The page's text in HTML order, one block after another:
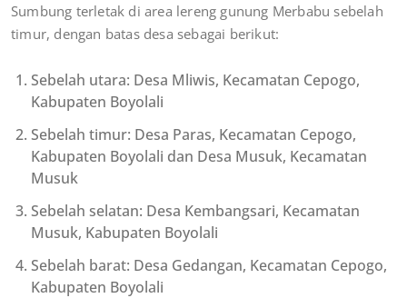
Sumbung terletak di area lereng gunung Merbabu sebelah
timur, dengan batas desa sebagai berikut:
Sebelah utara: Desa Mliwis, Kecamatan Cepogo,
Kabupaten Boyolali
Sebelah timur: Desa Paras, Kecamatan Cepogo,
Kabupaten Boyolali dan Desa Musuk, Kecamatan
Musuk
Sebelah selatan: Desa Kembangsari, Kecamatan
Musuk, Kabupaten Boyolali
Sebelah barat: Desa Gedangan, Kecamatan Cepogo,
Kabupaten Boyolali